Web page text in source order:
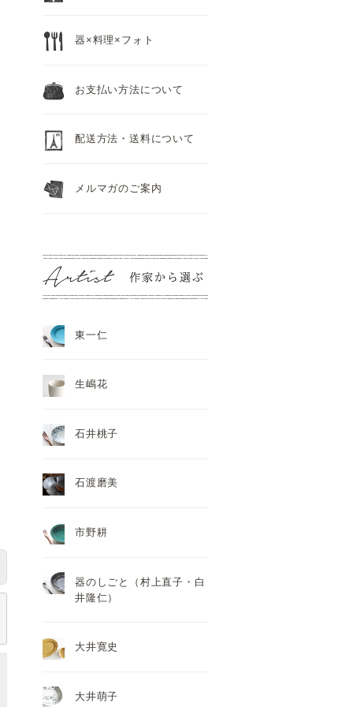
器×料理×フォト
お支払い方法について
配送方法・送料について
メルマガのご案内
東一仁
生嶋花
石井桃子
石渡磨美
市野耕
器のしごと（村上直子・白
井隆仁）
大井寛史
大井萌子